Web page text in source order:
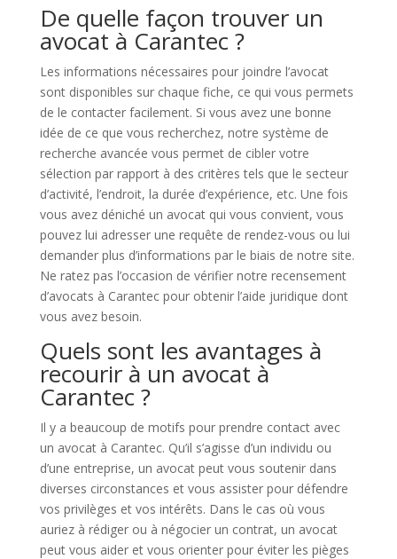
De quelle façon trouver un
avocat à Carantec ?
Les informations nécessaires pour joindre l’avocat
sont disponibles sur chaque fiche, ce qui vous permets
de le contacter facilement. Si vous avez une bonne
idée de ce que vous recherchez, notre système de
recherche avancée vous permet de cibler votre
sélection par rapport à des critères tels que le secteur
d’activité, l’endroit, la durée d’expérience, etc. Une fois
vous avez déniché un avocat qui vous convient, vous
pouvez lui adresser une requête de rendez-vous ou lui
demander plus d’informations par le biais de notre site.
Ne ratez pas l’occasion de vérifier notre recensement
d’avocats à Carantec pour obtenir l’aide juridique dont
vous avez besoin.
Quels sont les avantages à
recourir à un avocat à
Carantec ?
Il y a beaucoup de motifs pour prendre contact avec
un avocat à Carantec. Qu’il s’agisse d’un individu ou
d’une entreprise, un avocat peut vous soutenir dans
diverses circonstances et vous assister pour défendre
vos privilèges et vos intérêts. Dans le cas où vous
auriez à rédiger ou à négocier un contrat, un avocat
peut vous aider et vous orienter pour éviter les pièges